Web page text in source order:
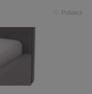
Pobierz